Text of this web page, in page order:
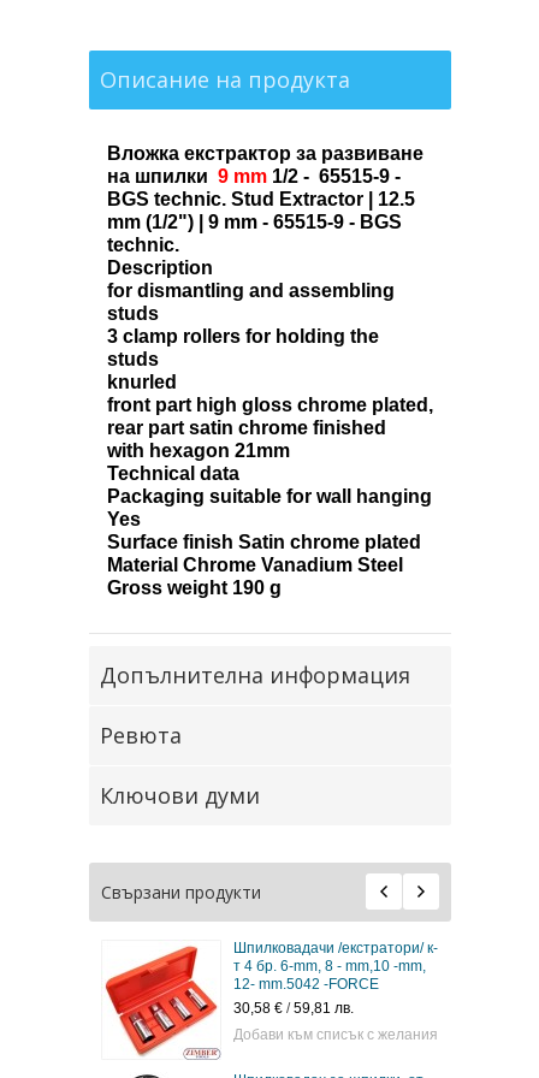
Описание на продукта
Вложка екстрактор за развиване
на шпилки 9 mm1/2 - 65515-9 -
BGS technic. Stud Extractor | 12.5
mm (1/2") | 9 mm - 65515-9 - BGS
technic.
Description
for dismantling and assembling
studs
3 clamp rollers for holding the
studs
knurled
front part high gloss chrome plated,
rear part satin chrome finished
with hexagon 21mm
Technical data
Packaging suitable for wall hanging
Yes
Surface finish Satin chrome plated
Material Chrome Vanadium Steel
Gross weight 190 g
Допълнителна информация
Ревюта
Ключови думи
Свързани продукти
с желания
Вложка екстрактор за
развиване на шпилки 10-mm
(1/2") - 1885- BGS technic.
10,12 € /19,79 лв.
Добави към списък с желания